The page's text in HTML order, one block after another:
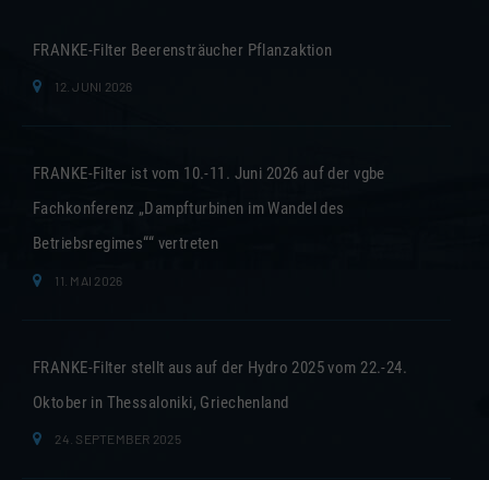
FRANKE-Filter Beerensträucher Pflanzaktion
12. JUNI 2026
FRANKE-Filter ist vom 10.-11. Juni 2026 auf der vgbe
Fachkonferenz „Dampfturbinen im Wandel des
Betriebsregimes““ vertreten
11. MAI 2026
FRANKE-Filter stellt aus auf der Hydro 2025 vom 22.-24.
Oktober in Thessaloniki, Griechenland
24. SEPTEMBER 2025